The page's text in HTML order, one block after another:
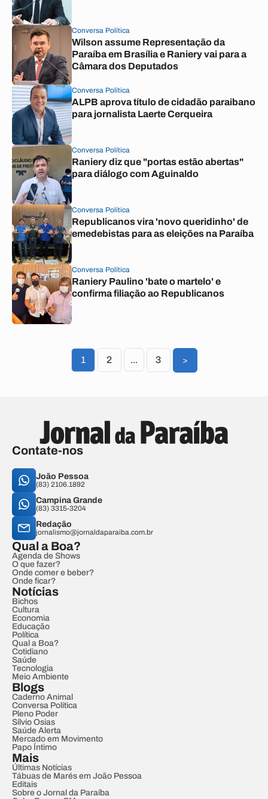
Conversa Política
Wilson assume Representação da
Paraíba em Brasília e Raniery vai para a
Câmara dos Deputados
Conversa Política
ALPB aprova título de cidadão paraibano
para jornalista Laerte Cerqueira
Conversa Política
Raniery diz que "portas estão abertas"
para diálogo com Aguinaldo
Conversa Política
Republicanos vira 'novo queridinho' de
emedebistas para as eleições na Paraíba
Conversa Política
Raniery Paulino 'bate o martelo' e
confirma filiação ao Republicanos
1 2 ... 3 >
Contate-nos
João Pessoa
(83) 2106.1892
Campina Grande
(83) 3315-3204
Redação
jornalismo@jornaldaparaiba.com.br
Qual a Boa?
Agenda de Shows
O que fazer?
Onde comer e beber?
Onde ficar?
Notícias
Bichos
Cultura
Economia
Educação
Política
Qual a Boa?
Cotidiano
Saúde
Tecnologia
Meio Ambiente
Blogs
Caderno Animal
Conversa Política
Pleno Poder
Sílvio Osias
Saúde Alerta
Mercado em Movimento
Papo Íntimo
Mais
Últimas Notícias
Tábuas de Marés em João Pessoa
Editais
Sobre o Jornal da Paraíba